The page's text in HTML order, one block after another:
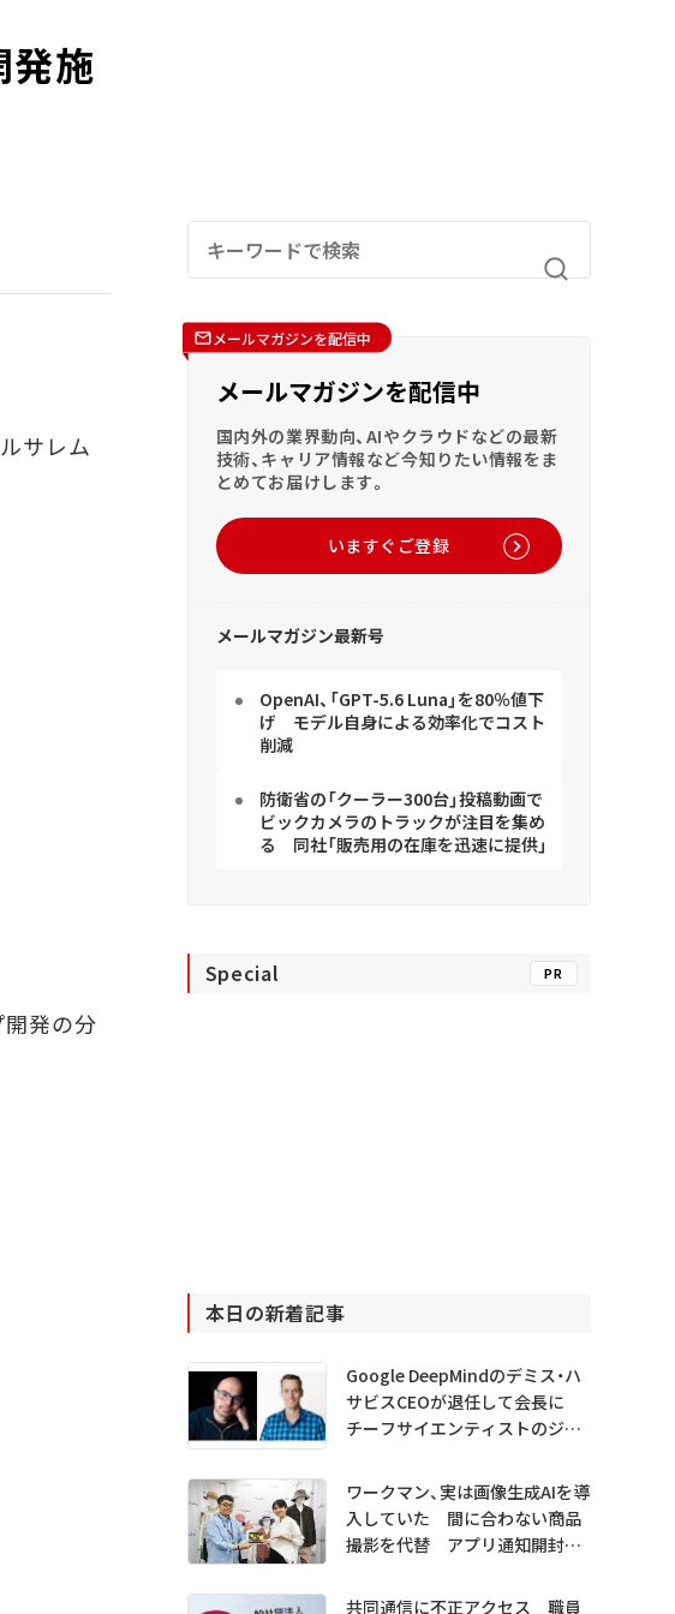
発施
サレム
発の分
メールマガジンを配信中
メールマガジンを配信中
国内外の業界動向、AIやクラウドなどの最新
技術、キャリア情報など今知りたい情報をま
とめてお届けします。
いますぐご登録
メールマガジン最新号
OpenAI、「GPT-5.6 Luna」を80％値下
げ モデル自身による効率化でコスト
削減
防衛省の「クーラー300台」投稿動画で
ビックカメラのトラックが注目を集め
る 同社「販売用の在庫を迅速に提供」
Special PR
本日の新着記事
Google DeepMindのデミス・ハ
サビスCEOが退任して会長に
チーフサイエンティストのジェ
ワークマン、実は画像生成AIを導
入していた 間に合わない商品
撮影を代替 アプリ通知開封も
共同通信に不正アクセス 職員